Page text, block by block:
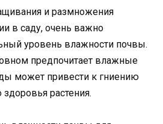
и размножения
в саду, очень важно
уровень влажности почвы.
предпочитает влажные
может привести к гниению
растения.